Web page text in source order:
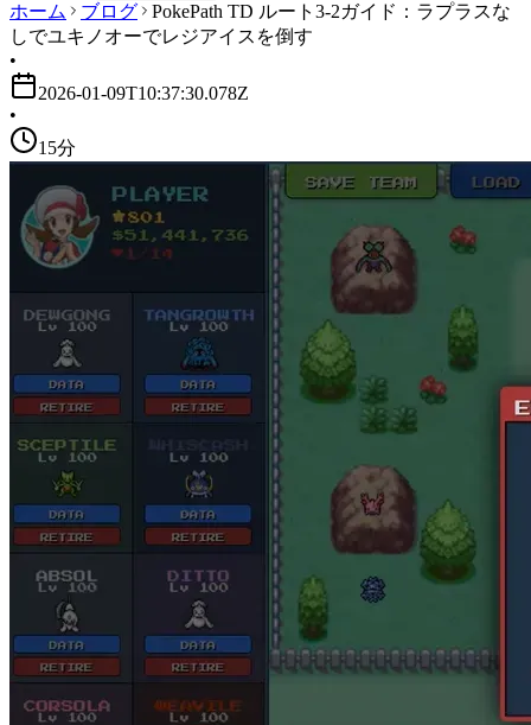
ホーム ブログ
PokePath TD ルート3-2ガイド：ラプラスな
しでユキノオーでレジアイスを倒す
•
2026-01-09T10:37:30.078Z
•
15分